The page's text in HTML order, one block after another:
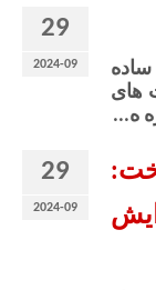
29
2024-09
های
ه...
29
2024-09